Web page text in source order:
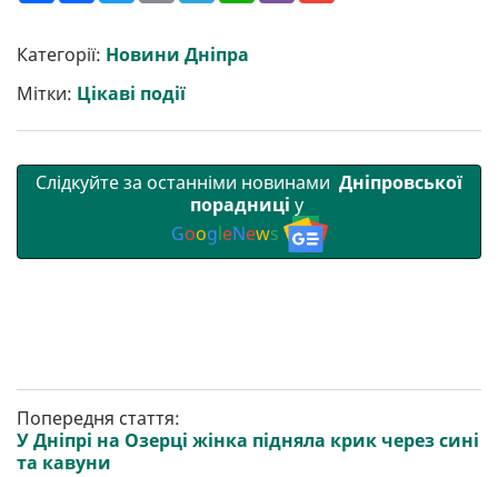
р
и
т
и
b
o
o
k
t
e
r
l g
r
Категорії: Новини Дніпра
Мітки: Цікаві події
Слідкуйте за останніми новинами Дніпровської
порадниці у
GoogleNews
Попередня стаття:
У Дніпрі на Озерці жінка підняла крик через сині
та кавуни